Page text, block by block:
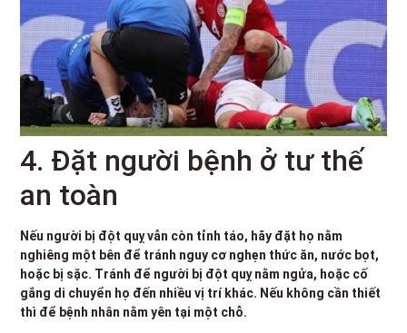
4. Đặt người bệnh ở tư thế
an toàn
Nếu người bị đột quỵ vẫn còn tỉnh táo, hãy đặt họ nằm
nghiêng một bên để tránh nguy cơ nghẹn thức ăn, nước bọt,
hoặc bị sặc. Tránh để người bị đột quỵ nằm ngửa, hoặc cố
gắng di chuyển họ đến nhiều vị trí khác. Nếu không cần thiết
thì để bệnh nhân nằm yên tại một chỗ.